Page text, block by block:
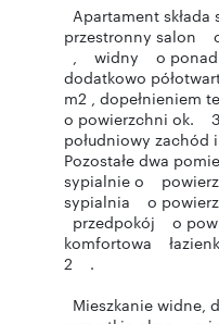
Apartament
przestronny salon
, widny o ponad
dodatkowo
m2 , dopełnieniem
o powierzchni ok.
południowy zachód
Pozostałe dwa
sypialnie o
sypialnia o
przedpokój o
komfortowa
2 .
Mieszkanie widne,